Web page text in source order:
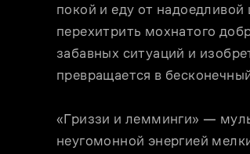
покой и еду от
перехитрить мохнатого
забавных ситуаций и
превращается в
«Гриззи и лемминги» —
неугомонной энергией